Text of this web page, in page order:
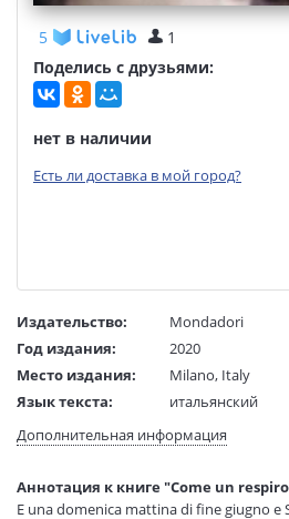
5
1
Поделись с друзьями:
нет в наличии
Есть ли доставка в мой город?
Издательство:
Mondadori
Год издания:
2020
Место издания:
Milano, Italy
Язык текста:
итальянский
Тип обложки:
Вес:
285 гр.
Дополнительная информация
Аннотация к книге "Come un
E una domenica mattina di fine giugno e